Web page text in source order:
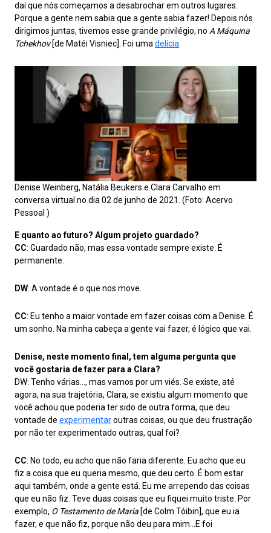
daí que nós começamos a desabrochar em outros lugares.
Porque a gente nem sabia que a gente sabia fazer! Depois nós
dirigimos juntas, tivemos esse grande privilégio, no A Máquina
Tchekhov[de Matéi Visniec]. Foi umadelícia.
Denise Weinberg, Natália Beukers e Clara Carvalho em
conversa virtual no dia 02 de junho de 2021. (Foto: Acervo
Pessoal )
E quanto ao futuro? Algum projeto guardado?
CC: Guardado não, mas essa vontade sempre existe. É
permanente.
DW: A vontade é o que nos move.
CC: Eu tenho a maior vontade em fazer coisas com a Denise. É
um sonho. Na minha cabeça a gente vai fazer, é lógico que vai.
Denise, neste momento final, tem alguma pergunta que
você gostaria de fazer para a Clara?
DW: Tenho várias…, mas vamos por um viés. Se existe, até
agora, na sua trajetória, Clara, se existiu algum momento que
você achou que poderia ter sido de outra forma, que deu
vontade de experimentaroutras coisas, ou que deu frustração
por não ter experimentado outras, qual foi?
CC: No todo, eu acho que não faria diferente. Eu acho que eu
fiz a coisa que eu queria mesmo, que deu certo. É bom estar
aqui também, onde a gente está. Eu me arrependo das coisas
que eu não fiz. Teve duas coisas que eu fiquei muito triste. Por
exemplo, O Testamento de Maria [de Colm Tóibin], que eu ia
fazer, e que não fiz, porque não deu para mim…E foi